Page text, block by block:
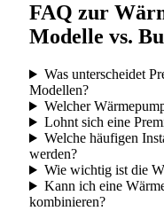
FAQ zur
Modelle vs.
Was unterscheidet
Modellen?
Welcher
Lohnt sich eine
Welche häufigen
werden?
Wie wichtig ist die
Kann ich eine
kombinieren?